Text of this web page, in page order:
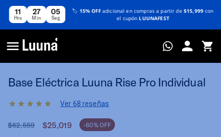
11
Hrs
27
Min
04
Seg
🏷️ 15% OFFadicional en compras a partir de $15,999con
el cupónLUUNAFEST
Base Eléctrica Luuna Rise Pro Individual
Ver 68 reseñas
$62,559 $25,019 -60% OFF